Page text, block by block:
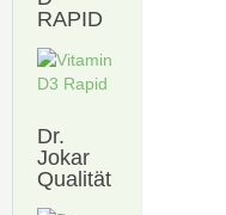
RAPID
Dr.
Jokar
Qualität